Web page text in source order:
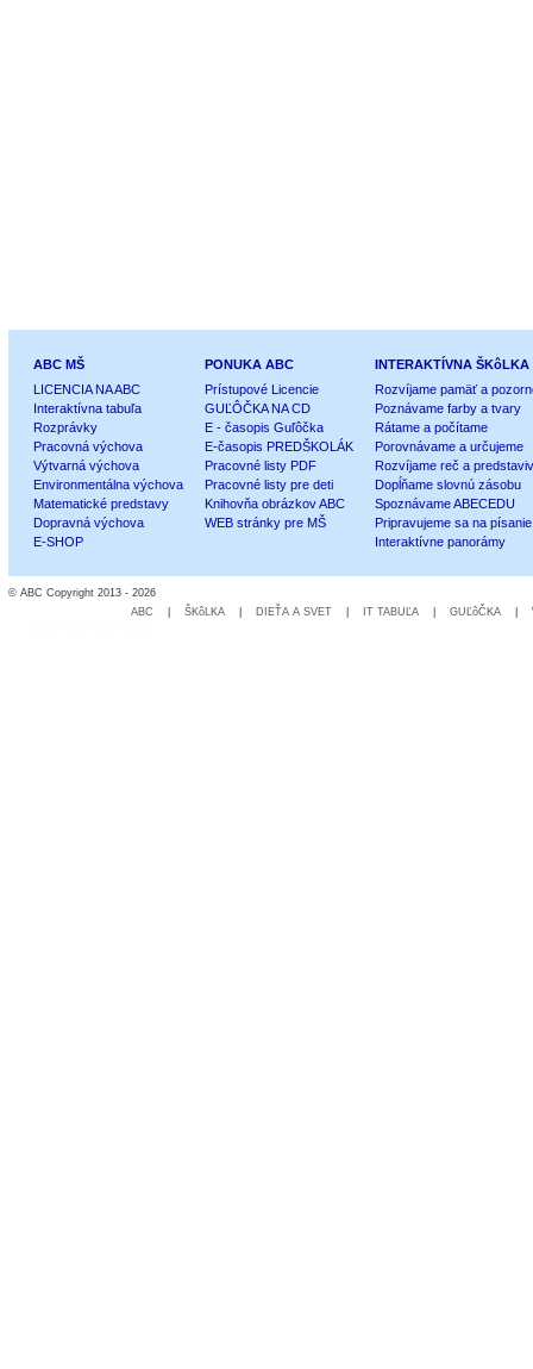
ABC MŠ
LICENCIA NA ABC
Interaktívna tabuľa
Rozprávky
Pracovná výchova
Výtvarná výchova
Environmentálna výchova
Matematické predstavy
Dopravná výchova
E-SHOP
PONUKA ABC
Prístupové Licencie
GUĽÔČKA NA CD
E - časopis Guľôčka
E-časopis PREDŠKOLÁK
Pracovné listy PDF
Pracovné listy pre deti
Knihovňa obrázkov ABC
WEB stránky pre MŠ
INTERAKTÍVNA ŠKôLKA
Rozvíjame pamäť a
Poznávame farby a tvary
Rátame a počítame
Porovnávame a určujeme
Rozvíjame reč a
Dopĺňame slovnú zásobu
Spoznávame ABECEDU
Pripravujeme sa na písanie
Interaktívne panorámy
© ABC Copyright 2013 - 2026
ABC
ŠKôLKA DIEŤA A SVET IT TABUĽA GUĽôČKA